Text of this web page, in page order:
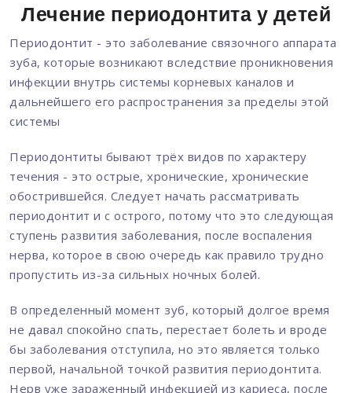
Лечение периодонтита у детей
Периодонтит - это заболевание связочного аппарата
зуба, которые возникают вследствие проникновения
инфекции внутрь системы корневых каналов и
дальнейшего его распространения за пределы этой
системы
Периодонтиты бывают трёх видов по характеру
течения - это острые, хронические, хронические
обострившейся. Следует начать рассматривать
периодонтит и с острого, потому что это следующая
ступень развития заболевания, после воспаления
нерва, которое в свою очередь как правило трудно
пропустить из-за сильных ночных болей.
В определенный момент зуб, который долгое время
не давал спокойно спать, перестает болеть и вроде
бы заболевания отступила, но это является только
первой, начальной точкой развития периодонтита.
Нерв уже зараженный инфекцией из кариеса, после